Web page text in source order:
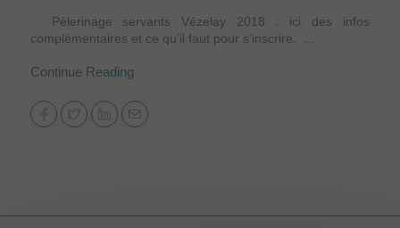
Pèlerinage servants Vézelay 2018 : ici des infos
complémentaires et ce qu’il faut pour s’inscrire. ...
Continue Reading